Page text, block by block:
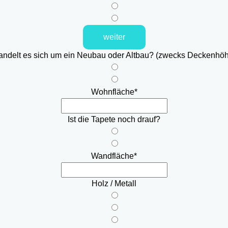
weiter
es sich um ein Neubau oder Altbau? (zwecks
Wohnfläche*
Ist die Tapete noch drauf?
Wandfläche*
Holz / Metall